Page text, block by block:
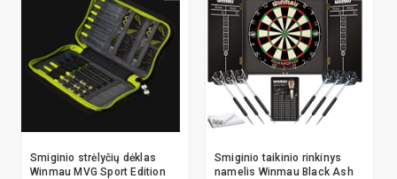
Smiginio strėlyčių dėklas
Winmau MVG Sport Edition
Smiginio taikinio rinkinys
namelis Winmau Black Ash